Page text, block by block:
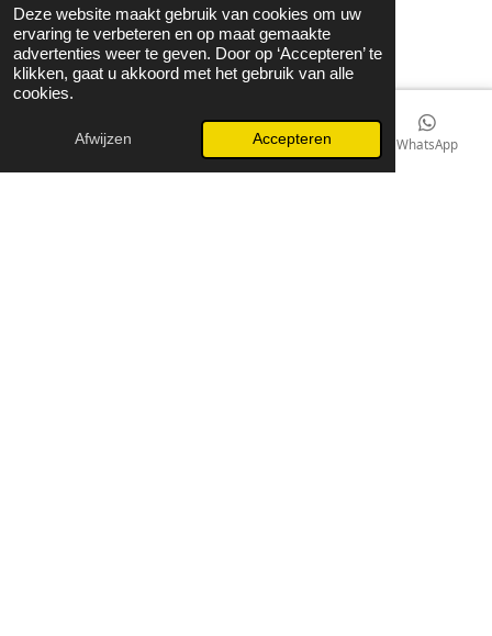
Deze website maakt gebruik van cookies om uw
ervaring te verbeteren en op maat gemaakte
advertenties weer te geven. Door op ‘Accepteren’ te
klikken, gaat u akkoord met het gebruik van alle
cookies.
Afwijzen Accepteren
© 2021 - 2026 Guzel Jewels & Fashion
Powered byJouwWeb
E-mailadres Instagram WhatsApp